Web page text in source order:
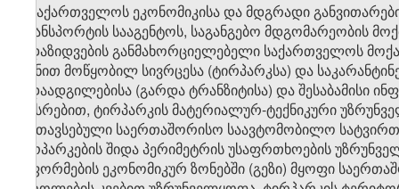
გ) საქართველოს ეკონომიკისა და მდგრადი
ტრანსპორტის სააგენტოს, საგანგებო მდგომარეობის
გადაზიდვების განმახორციელებელი საქართველოს
მიზნით მოწყობილ სივრცესა (ტირპარკსა) და
გადაადგილებისა (გარდა ტრანზიტისა) და შესაბამისი
სახსრებით, ტირპარკის მატერიალურ-ტექნიკური
განთავსებული საერთაშორისო საავტომობილო
ტირპარკების შიდა პერიმეტრის უსაფრთხოების
გაფორმების ეკონომიკურ ზონებში (გეზი) მყოფი